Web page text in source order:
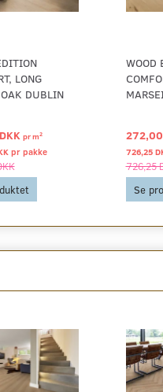
LONG
DUBLIN
prm2
prpakke
WOOD
726,25
726,25
Se